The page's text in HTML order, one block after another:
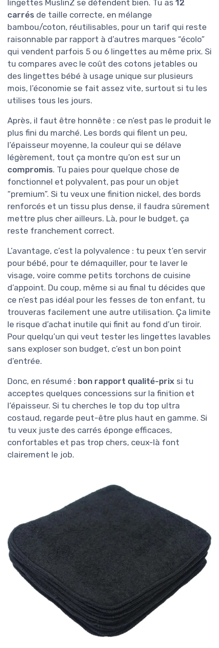
lingettes MuslinZ se défendent bien. Tu as 12
carrés de taille correcte, en mélange
bambou/coton, réutilisables, pour un tarif qui reste
raisonnable par rapport à d’autres marques “écolo”
qui vendent parfois 5 ou 6 lingettes au même prix. Si
tu compares avec le coût des cotons jetables ou
des lingettes bébé à usage unique sur plusieurs
mois, l’économie se fait assez vite, surtout si tu les
utilises tous les jours.
Après, il faut être honnête : ce n’est pas le produit le
plus fini du marché. Les bords qui filent un peu,
l’épaisseur moyenne, la couleur qui se délave
légèrement, tout ça montre qu’on est sur un
compromis. Tu paies pour quelque chose de
fonctionnel et polyvalent, pas pour un objet
“premium”. Si tu veux une finition nickel, des bords
renforcés et un tissu plus dense, il faudra sûrement
mettre plus cher ailleurs. Là, pour le budget, ça
reste franchement correct.
L’avantage, c’est la polyvalence : tu peux t’en servir
pour bébé, pour te démaquiller, pour te laver le
visage, voire comme petits torchons de cuisine
d’appoint. Du coup, même si au final tu décides que
ce n’est pas idéal pour les fesses de ton enfant, tu
trouveras facilement une autre utilisation. Ça limite
le risque d’achat inutile qui finit au fond d’un tiroir.
Pour quelqu’un qui veut tester les lingettes lavables
sans exploser son budget, c’est un bon point
d’entrée.
Donc, en résumé : bon rapport qualité-prix si tu
acceptes quelques concessions sur la finition et
l’épaisseur. Si tu cherches le top du top ultra
costaud, regarde peut-être plus haut en gamme. Si
tu veux juste des carrés éponge efficaces,
confortables et pas trop chers, ceux-là font
clairement le job.